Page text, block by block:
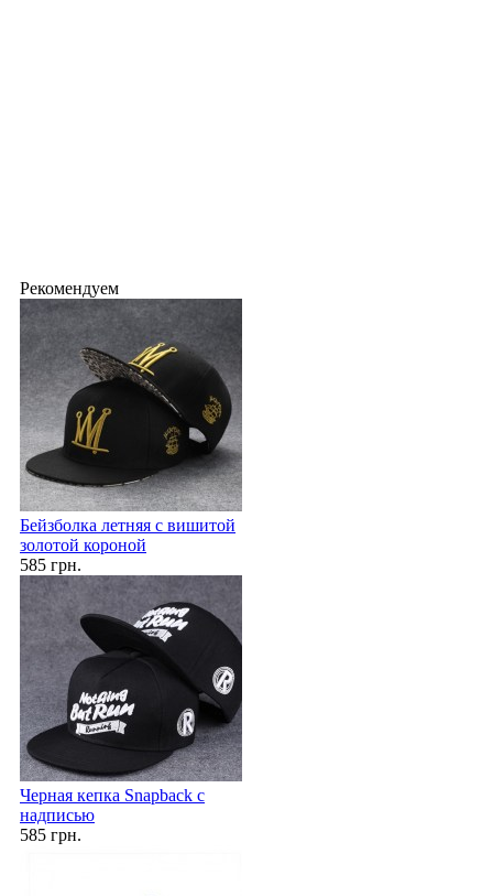
Рекомендуем
Бейзболка летняя с вишитой
золотой короной
585 грн.
Черная кепка Snapback с
надписью
585 грн.